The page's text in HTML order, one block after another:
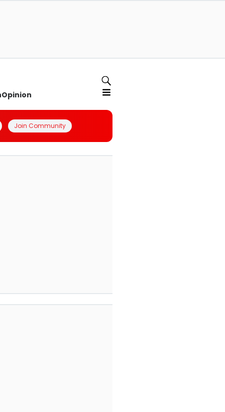
Opinion
Join Community